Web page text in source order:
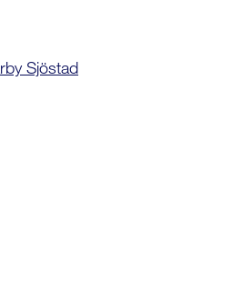
Sjöstad